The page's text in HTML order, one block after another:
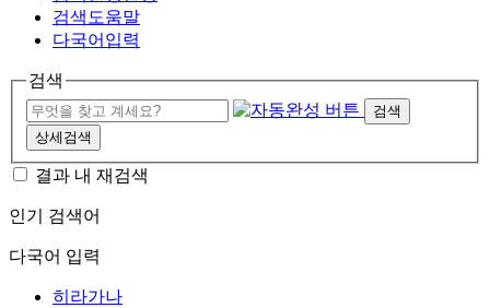
검색도움말
다국어입력
검색
검색
상세검색
결과 내 재검색
인기 검색어
다국어 입력
히라가나